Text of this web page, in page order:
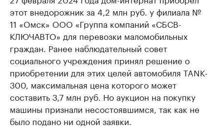
этот внедорожник за 4,2 млн руб. у филиала №
11 «Омск» ООО «Группа компаний «СБСВ-
КЛЮЧАВТО» для перевозки маломобильных
граждан. Ранее наблюдательный совет
социального учреждения принял решение о
приобретении для этих целей автомобиля TANK-
300, максимальная цена которого может
составить 3,7 млн руб. Но аукцион на покупку
машины признали несостоявшимся, так как не
было подано ни одной заявки.